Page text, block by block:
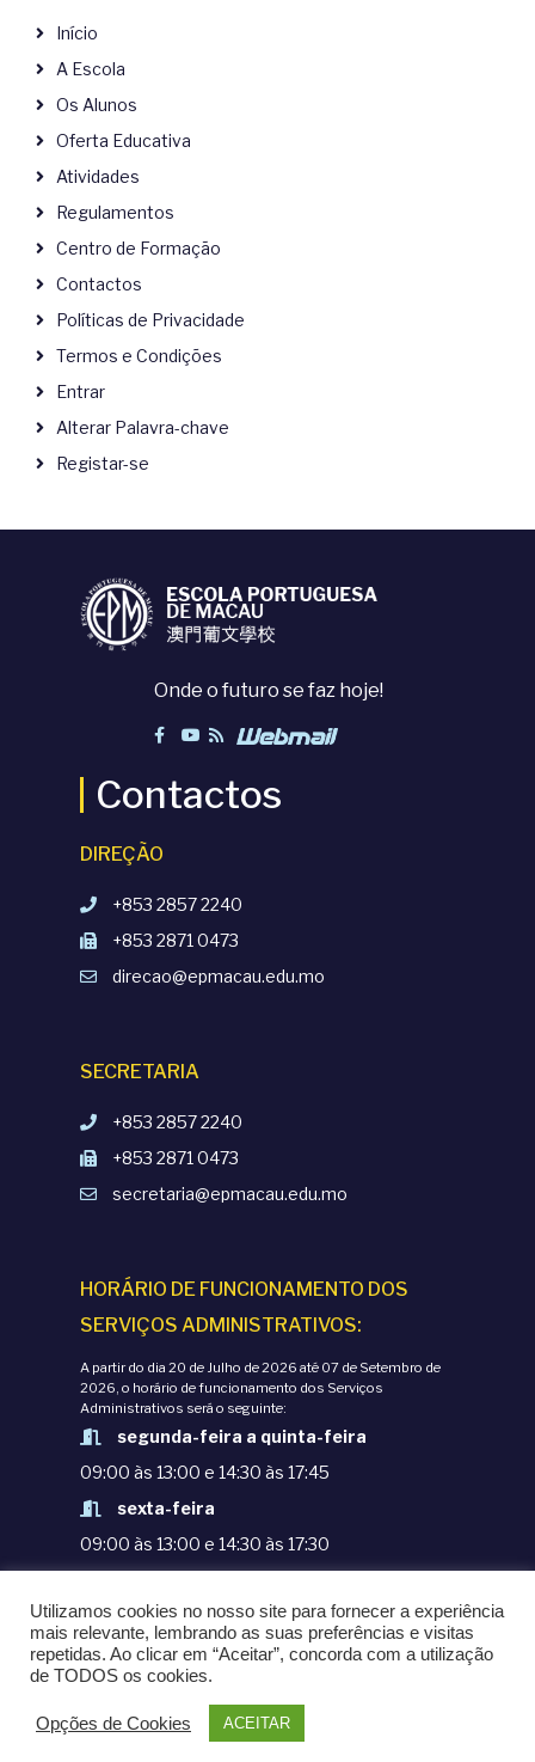
Início
A Escola
Os Alunos
Oferta Educativa
Atividades
Regulamentos
Centro de Formação
Contactos
Políticas de Privacidade
Termos e Condições
Entrar
Alterar Palavra-chave
Registar-se
Onde o futuro se faz hoje!
Contactos
DIREÇÃO
+853 2857 2240
+853 2871 0473
direcao@epmacau.edu.mo
SECRETARIA
+853 2857 2240
+853 2871 0473
secretaria@epmacau.edu.mo
HORÁRIO DE FUNCIONAMENTO DOS
SERVIÇOS ADMINISTRATIVOS:
A partir do dia 20 de Julho de 2026 até 07 de Setembro de
2026, o horário de funcionamento dos Serviços
Administrativos será o seguinte:
segunda-feira a quinta-feira
09:00 às 13:00 e 14:30 às 17:45
sexta-feira
09:00 às 13:00 e 14:30 às 17:30
POLÍTICAS DE PRIVACIDADE
© COPYRIGHT 1998-2020. EPM - ESCOLA
PORTUGUESA DE MACAU
POWERED BY OMNI LTD.
Utilizamos cookies no nosso site para fornecer a experiência
mais relevante, lembrando as suas preferências e visitas
repetidas. Ao clicar em “Aceitar”, concorda com a utilização
de TODOS os cookies.
Opções de Cookies ACEITAR